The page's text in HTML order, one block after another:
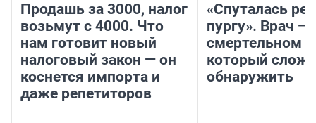
Продашь за 3000, налог
возьмут с 4000. Что
нам готовит новый
налоговый закон — он
коснется импорта и
даже репетиторов
«Спуталась
пургу». Врач —
смертельном
который
обнаружить